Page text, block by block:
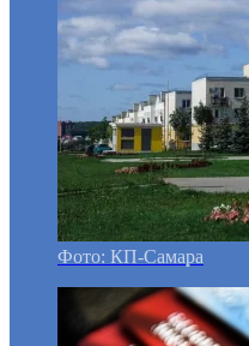
Фото: КП-Самара